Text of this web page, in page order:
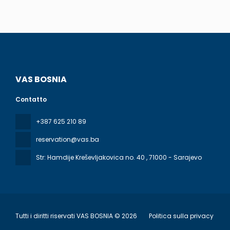
VAS BOSNIA
Contatto
+387 625 210 89
reservation@vas.ba
Str: Hamdije Kreševljakovica no. 40 , 71000 - Sarajevo
Tutti i diritti riservati VAS BOSNIA © 2026 Politica sulla privacy